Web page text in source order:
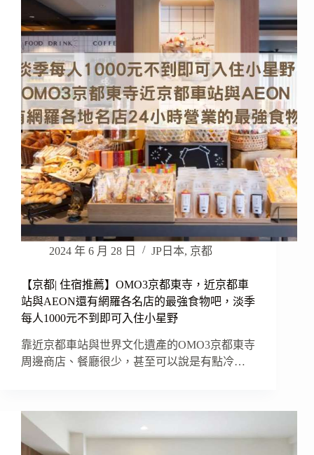
2024 年 6 月 28 日 JP日本, 京都
【京都| 住宿推薦】OMO3京都東寺，近京都車
站與AEON還有網羅各名店的最強食物吧，淡季
每人1000元不到即可入住小星野
靠近京都車站與世界文化遺產的OMO3京都東寺
周邊商店、餐廳很少，甚至可以說是有點冷…